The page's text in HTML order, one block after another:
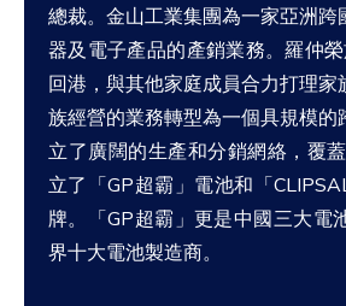
總裁。金山工業集團為一家亞洲
器及電子產品的產銷業務。羅仲
回港，與其他家庭成員合力打理
族經營的業務轉型為一個具規模的
立了廣闊的生產和分銷網絡，覆
立了「GP超霸」電池和「
牌。「GP超霸」更是中國三大電
界十大電池製造商。